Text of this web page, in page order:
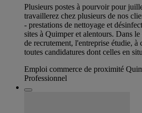
Plusieurs postes à pourvoir pour
travaillerez chez plusieurs de nos
- prestations de nettoyage et
sites à Quimper et alentours. Dans
de recrutement, l'entreprise étudie, à
toutes candidatures dont celles en
Emploi commerce de proximité
Professionnel